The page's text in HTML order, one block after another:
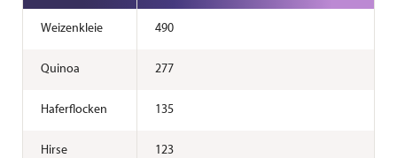
Weizenkleie 490
Quinoa 277
Haferflocken 135
Hirse 123